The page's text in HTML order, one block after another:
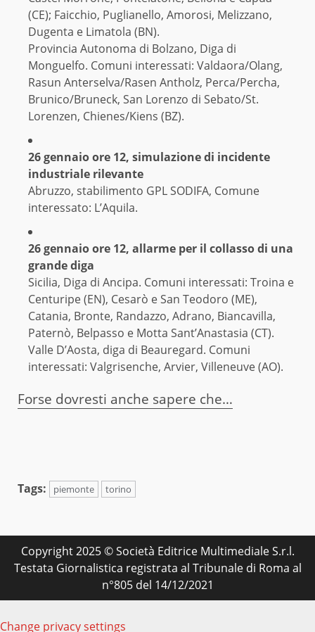
(CE); Faicchio, Puglianello, Amorosi, Melizzano,
Dugenta e Limatola (BN).
Provincia Autonoma di Bolzano, Diga di
Monguelfo. Comuni interessati: Valdaora/Olang,
Rasun Anterselva/Rasen Antholz, Perca/Percha,
Brunico/Bruneck, San Lorenzo di Sebato/St.
Lorenzen, Chienes/Kiens (BZ).
26 gennaio ore 12, simulazione di incidente
industriale rilevante
Abruzzo, stabilimento GPL SODIFA, Comune
interessato: L’Aquila.
26 gennaio ore 12, allarme per il collasso di una
grande diga
Sicilia, Diga di Ancipa. Comuni interessati: Troina e
Centuripe (EN), Cesarò e San Teodoro (ME),
Catania, Bronte, Randazzo, Adrano, Biancavilla,
Paternò, Belpasso e Motta Sant’Anastasia (CT).
Valle D’Aosta, diga di Beauregard. Comuni
interessati: Valgrisenche, Arvier, Villeneuve (AO).
Forse dovresti anche sapere che…
Tags: piemonte torino
Copyright 2025 © Società Editrice Multimediale S.r.l.
Testata Giornalistica registrata al Tribunale di Roma al
n°805 del 14/12/2021
Change privacy settings